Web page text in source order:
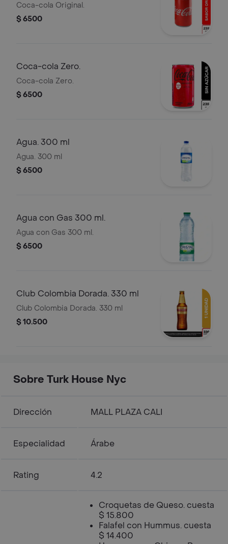
Coca-cola Original.
$ 6500
Coca-cola Zero.
Coca-cola Zero.
$ 6500
Agua. 300 ml
Agua. 300 ml
$ 6500
Agua con Gas 300 ml.
Agua con Gas 300 ml.
$ 6500
Club Colombia Dorada. 330 ml
Club Colombia Dorada. 330 ml
$ 10.500
Sobre Turk House Nyc
Dirección MALL PLAZA CALI
Especialidad Árabe
Rating 4.2
Croquetas de Queso. cuesta
$ 15.800
Falafel con Hummus. cuesta
$ 14.400